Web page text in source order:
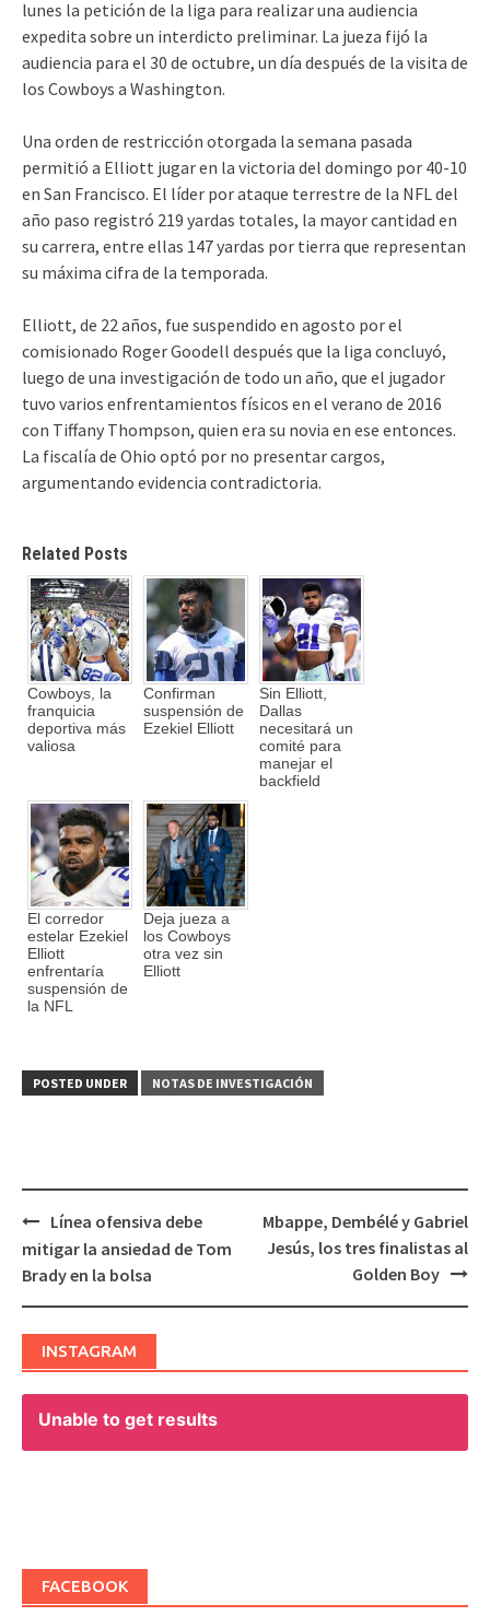
lunes la petición de la liga para realizar una audiencia
expedita sobre un interdicto preliminar. La jueza fijó la
audiencia para el 30 de octubre, un día después de la visita de
los Cowboys a Washington.
Una orden de restricción otorgada la semana pasada
permitió a Elliott jugar en la victoria del domingo por 40-10
en San Francisco. El líder por ataque terrestre de la NFL del
año paso registró 219 yardas totales, la mayor cantidad en
su carrera, entre ellas 147 yardas por tierra que representan
su máxima cifra de la temporada.
Elliott, de 22 años, fue suspendido en agosto por el
comisionado Roger Goodell después que la liga concluyó,
luego de una investigación de todo un año, que el jugador
tuvo varios enfrentamientos físicos en el verano de 2016
con Tiffany Thompson, quien era su novia en ese entonces.
La fiscalía de Ohio optó por no presentar cargos,
argumentando evidencia contradictoria.
Related Posts
Cowboys, la
franquicia
deportiva más
valiosa
Confirman
suspensión de
Ezekiel Elliott
Sin Elliott,
Dallas
necesitará un
comité para
manejar el
backfield
El corredor
estelar Ezekiel
Elliott
enfrentaría
suspensión de
la NFL
Deja jueza a
los Cowboys
otra vez sin
Elliott
POSTED UNDER NOTAS DE INVESTIGACIÓN
Post
navigation
Línea ofensiva debe
mitigar la ansiedad de Tom
Brady en la bolsa
Mbappe, Dembélé y Gabriel
Jesús, los tres finalistas al
Golden Boy
INSTAGRAM
Unable to get results
FACEBOOK